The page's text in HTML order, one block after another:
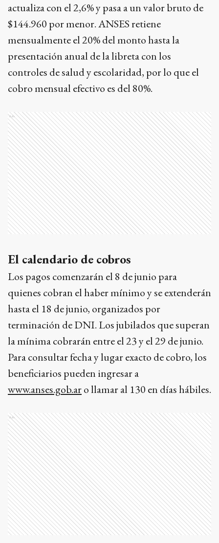
actualiza con el 2,6% y pasa a un valor bruto de
$144.960 por menor. ANSES retiene
mensualmente el 20% del monto hasta la
presentación anual de la libreta con los
controles de salud y escolaridad, por lo que el
cobro mensual efectivo es del 80%.
Ads
El calendario de cobros
Los pagos comenzarán el 8 de junio para
quienes cobran el haber mínimo y se extenderán
hasta el 18 de junio, organizados por
terminación de DNI. Los jubilados que superan
la mínima cobrarán entre el 23 y el 29 de junio.
Para consultar fecha y lugar exacto de cobro, los
beneficiarios pueden ingresar a
www.anses.gob.aro llamar al 130 en días hábiles.
Ads